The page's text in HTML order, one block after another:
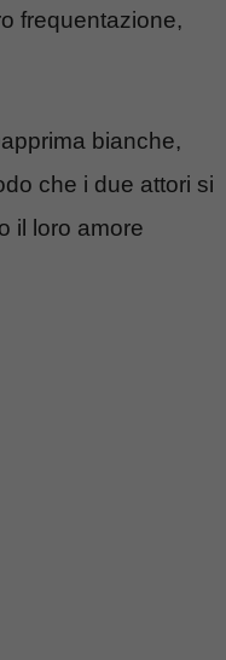
frequentazione,
bianche,
che i due attori si
il loro amore